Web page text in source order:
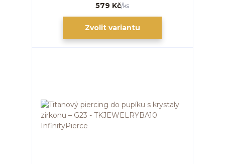
579 Kč/ks
Zvolit variantu